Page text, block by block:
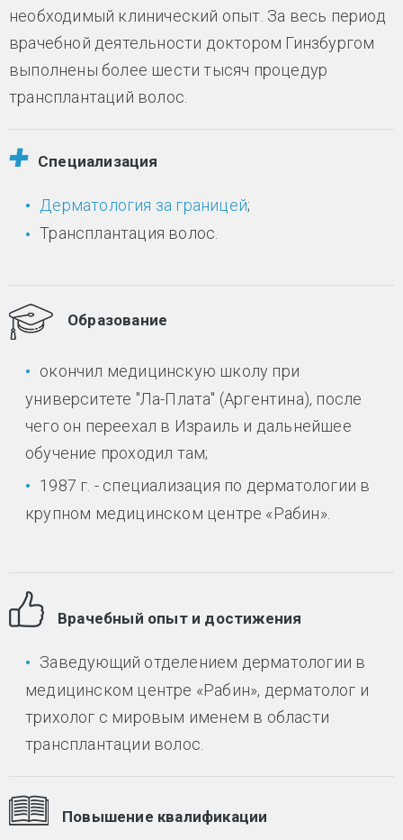
необходимый клинический опыт. За весь период
врачебной деятельности доктором Гинзбургом
выполнены более шести тысяч процедур
трансплантаций волос.
Специализация
Дерматология за границей;
Трансплантация волос.
Образование
окончил медицинскую школу при
университете "Ла-Плата" (Аргентина), после
чего он переехал в Израиль и дальнейшее
обучение проходил там;
1987 г. - специализация по дерматологии в
крупном медицинском центре «Рабин».
Врачебный опыт и достижения
Заведующий отделением дерматологии в
медицинском центре «Рабин», дерматолог и
трихолог с мировым именем в области
трансплантации волос.
Повышение квалификации